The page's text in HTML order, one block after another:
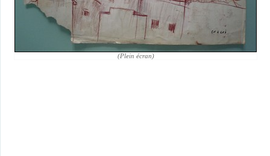
(Plein écran)